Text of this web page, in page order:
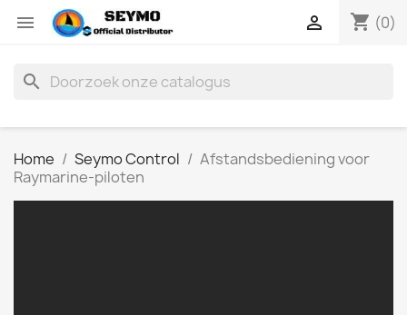
 shopping_cart (0)

search
Home Seymo Control
Afstandsbediening voor
Raymarine-piloten